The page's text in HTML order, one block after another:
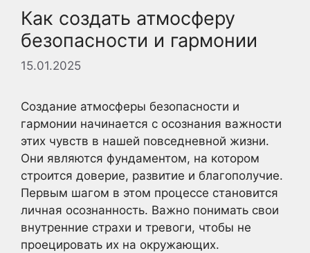
Как создать атмосферу
безопасности и гармонии
15.01.2025
Создание атмосферы безопасности и
гармонии начинается с осознания важности
этих чувств в нашей повседневной жизни.
Они являются фундаментом, на котором
строится доверие, развитие и благополучие.
Первым шагом в этом процессе становится
личная осознанность. Важно понимать свои
внутренние страхи и тревоги, чтобы не
проецировать их на окружающих.